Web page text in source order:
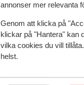
annonser mer relevanta
Genom att klicka på
klickar på "Hantera" kan
vilka cookies du vill
helst.